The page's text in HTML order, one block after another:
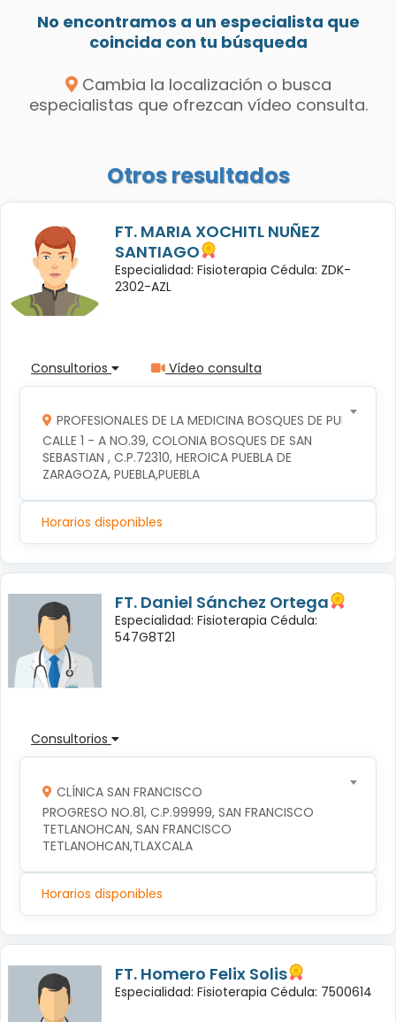
No encontramos a un especialista que
coincida con tu búsqueda
Cambia la localización o busca
especialistas que ofrezcan vídeo consulta.
Otros resultados
FT. MARIA XOCHITL NUÑEZ
SANTIAGO
Especialidad: Fisioterapia Cédula: ZDK-
2302-AZL
Consultorios Vídeo consulta
PROFESIONALES DE LA MEDICINA BOSQUES DE PUEBLA S
CALLE 1 - A NO.39, COLONIA BOSQUES DE SAN
SEBASTIAN , C.P.72310, HEROICA PUEBLA DE
ZARAGOZA, PUEBLA,PUEBLA
Horarios disponibles
FT. Daniel Sánchez Ortega
Especialidad: Fisioterapia Cédula:
547G8T21
Consultorios
CLÍNICA SAN FRANCISCO
PROGRESO NO.81, C.P.99999, SAN FRANCISCO
TETLANOHCAN, SAN FRANCISCO
TETLANOHCAN,TLAXCALA
Horarios disponibles
FT. Homero Felix Solis
Especialidad: Fisioterapia Cédula: 7500614